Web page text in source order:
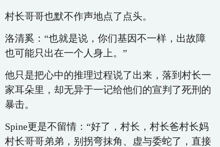
村长哥哥也默不作声地点了点头。
洛清奚：“也就是说，你们基因不一样，出故障
也可能只出在一个人身上。”
他只是把心中的推理过程说了出来，落到村长一
家耳朵里，却无异于一记给他们的宣判了死刑的
暴击。
Spine更是不留情：“好了，村长，村长爸村长妈
村长哥哥弟弟，别拐弯抹角、虚与委蛇了，直接